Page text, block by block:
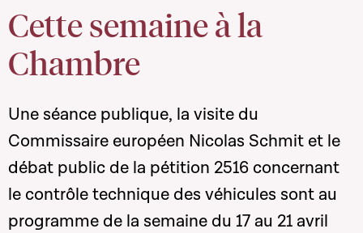
Cette semaine à la
Chambre
Une séance publique, la visite du
Commissaire européen Nicolas Schmit et le
débat public de la pétition 2516 concernant
le contrôle technique des véhicules sont au
programme de la semaine du 17 au 21 avril